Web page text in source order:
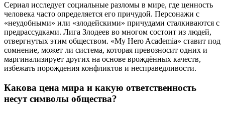
Сериал исследует социальные разломы в мире, где ценность
человека часто определяется его причудой. Персонажи с
«неудобными» или «злодейскими» причудами сталкиваются с
предрассудками. Лига Злодеев во многом состоит из людей,
отвергнутых этим обществом. «My Hero Academia» ставит под
сомнение, может ли система, которая превозносит одних и
маргинализирует других на основе врождённых качеств,
избежать порождения конфликтов и несправедливости.
Какова цена мира и какую ответственность
несут символы общества?